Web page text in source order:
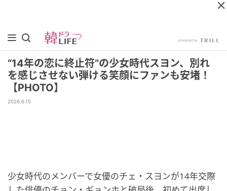
“14年の恋に終止符”の少女時代スヨン、別れ
を感じさせない弾ける笑顔にファンも安堵！
【PHOTO】
2026.6.15
少女時代のメンバーで女優のチェ・スヨンが14年交際